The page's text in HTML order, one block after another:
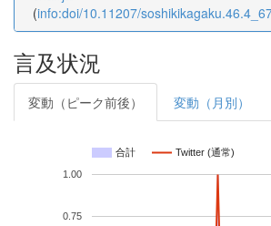
(info:doi/10.11207/
言及状況
変動（ピーク前後） 変動（月別）
合計 Twitter (通常)
0.75
1.00